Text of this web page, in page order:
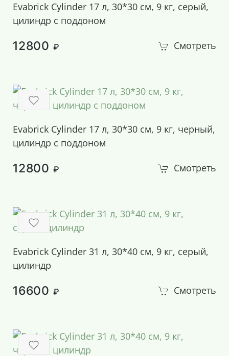
Evabrick Cylinder 17 л, 30*30 см, 9 кг, серый,
цилиндр с поддоном
12800 ₽ Смотреть
Evabrick Cylinder 17 л, 30*30 см, 9 кг, черный,
цилиндр с поддоном
12800 ₽ Смотреть
Evabrick Cylinder 31 л, 30*40 см, 9 кг, серый,
цилиндр
16600 ₽ Смотреть